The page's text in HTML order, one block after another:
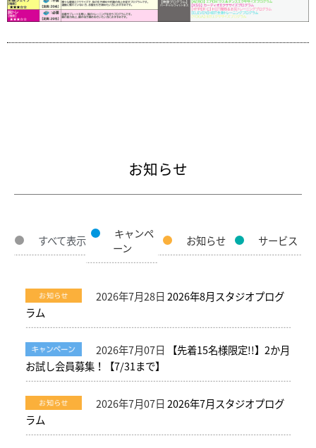
お知らせ
すべて表示
キャンペ
ーン
お知らせ サービス
2026年7月28日 2026年8月スタジオプログ
ラム
2026年7月07日
【先着15名様限定!!】2か月
お試し会員募集！【7/31まで】
2026年7月07日 2026年7月スタジオプログ
ラム